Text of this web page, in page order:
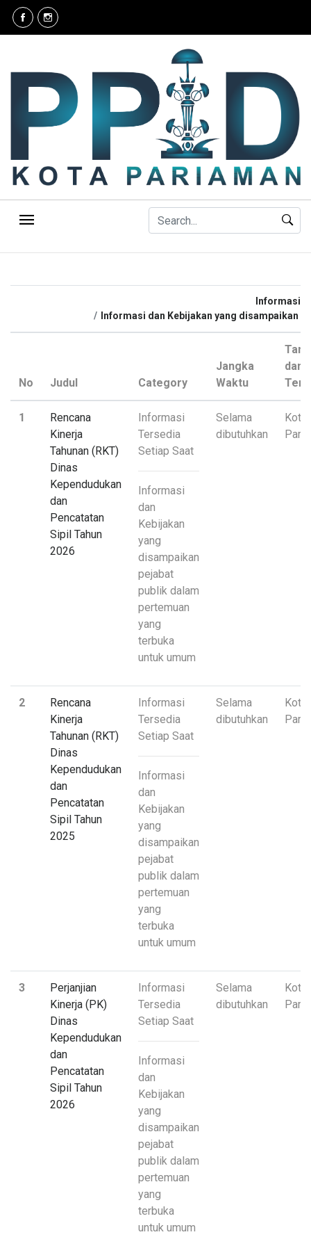
Informasi
Informasi dan Kebijakan yang disampaikan
No Judul Category
Jangka
Waktu
dan
1
Rencana
Kinerja
Tahunan (RKT)
Dinas
Kependudukan
dan
Pencatatan
Sipil Tahun
2026
Informasi
Tersedia
Setiap Saat
Informasi
dan
Kebijakan
yang
disampaikan
pejabat
publik dalam
pertemuan
yang
terbuka
untuk umum
Selama
dibutuhkan
Kota
2
Rencana
Kinerja
Tahunan (RKT)
Dinas
Kependudukan
dan
Pencatatan
Sipil Tahun
2025
Informasi
Tersedia
Setiap Saat
Informasi
dan
Kebijakan
yang
disampaikan
pejabat
publik dalam
pertemuan
yang
terbuka
untuk umum
Selama
dibutuhkan
Kota
3
Perjanjian
Kinerja (PK)
Dinas
Kependudukan
dan
Pencatatan
Sipil Tahun
2026
Informasi
Tersedia
Setiap Saat
Informasi
dan
Kebijakan
yang
disampaikan
pejabat
publik dalam
pertemuan
yang
terbuka
untuk umum
Selama
dibutuhkan
Kota